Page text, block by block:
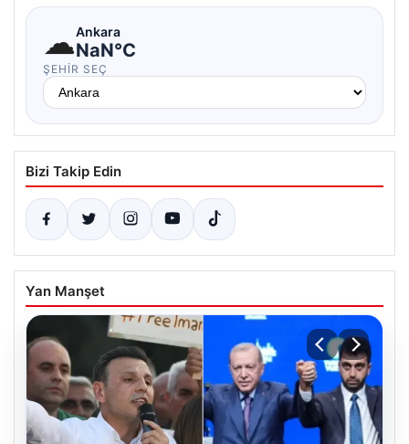
☁Ankara
NaN°C
ŞEHIR SEÇ
Bizi Takip Edin
Yan Manşet